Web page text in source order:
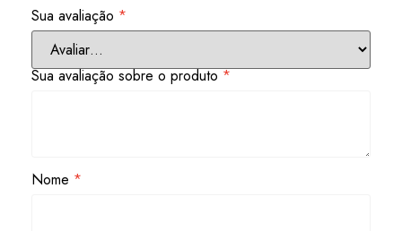
Sua avaliação *
Sua avaliação sobre o produto*
Nome *